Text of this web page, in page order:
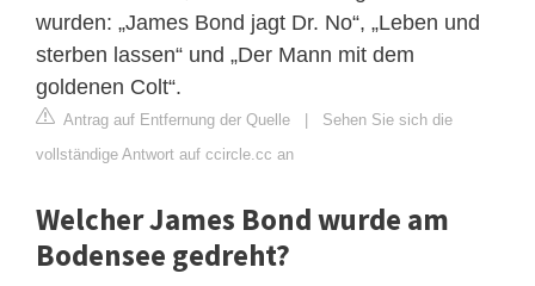
wurden: „James Bond jagt Dr. No“, „Leben und
sterben lassen“ und „Der Mann mit dem
goldenen Colt“.
Antrag auf Entfernung der Quelle | Sehen Sie sich die
vollständige Antwort auf ccircle.cc an
Welcher James Bond wurde am
Bodensee gedreht?